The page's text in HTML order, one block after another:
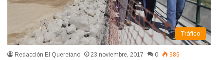
Tráfico
Redacción El Queretano 23 noviembre, 2017 0 986